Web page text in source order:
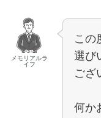
メモリアルラ
イフ
この
選び
ござ
何か